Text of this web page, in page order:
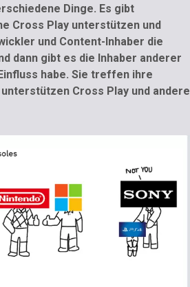
Dinge. Es gibt
Cross Play unterstützen und
und Content-Inhaber die
dann gibt es die Inhaber anderer
habe. Sie treffen ihre
Cross Play und andere